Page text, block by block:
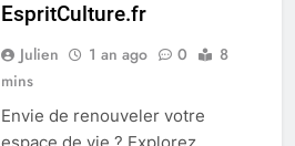
EspritCulture.fr
Julien 1 an ago 0
8
mins
Envie de renouveler votre